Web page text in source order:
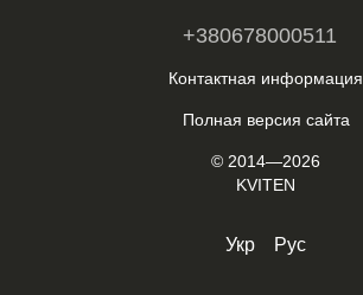
+380678000511
Контактная информация
Полная версия сайта
© 2014—2026
KVITEN
Укр Рус